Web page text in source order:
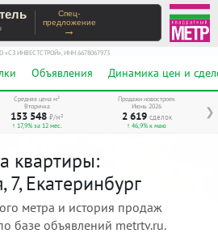
Спец-
предложение
→
«СЗ ИНВЕСТСТРОЙ», ИНН 6678067973
Объявления Динамика цен и
❯
Средняя цена м²
Вторичка
153 548 ₽/м²
↑ 17,9% за 12 мес.
Продажи новостроек
Июнь 2026
2 619 сделок
↑ 46,9% к маю
квартиры:
7, Екатеринбург
метра и история продаж
базе объявлений metrtv.ru.